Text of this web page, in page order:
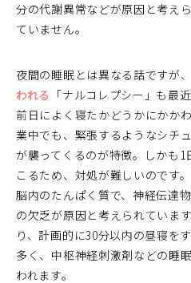
分の代謝異常などが原因と考え
ていません。
夜間の睡眠とは異なる話ですが、
われる 「ナルコレプシー」も最
前日によく寝たかどうかにかか
業中でも、緊張するようなシチ
が襲ってくるのが特徴。しかも
こるため、対処が難しいのです。
脳内のたんぱく質で、神経伝達
の欠乏が原因と考えられていま
り、計画的に30分以内の昼寝を
多く、中枢神経刺激剤などの睡
われます。